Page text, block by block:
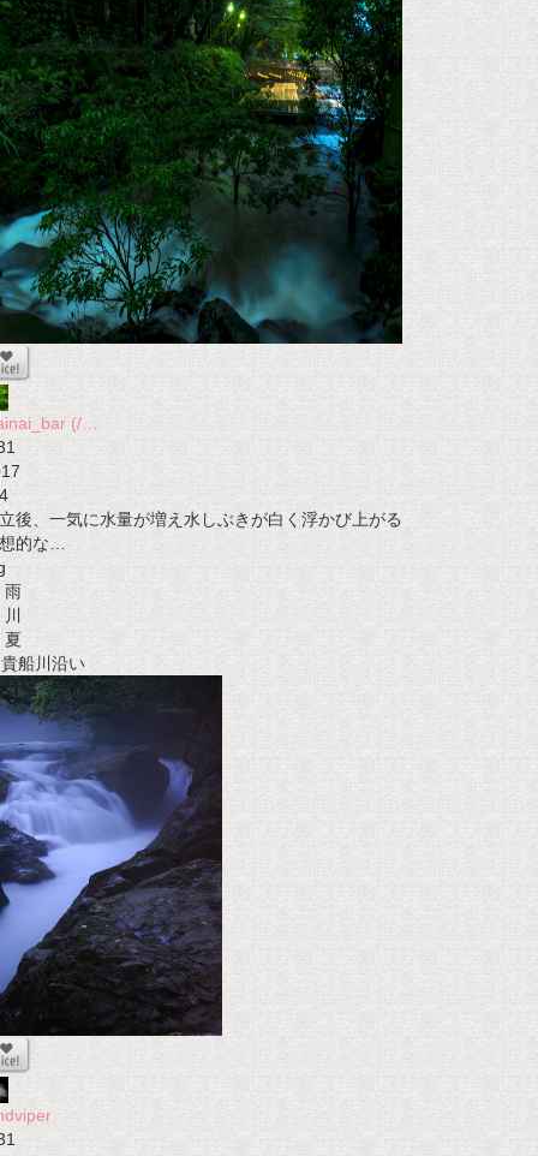
(/…
4
後、一気に水量が増え水しぶきが白く浮かび上がる
的な…
雨
川
夏
船川沿い